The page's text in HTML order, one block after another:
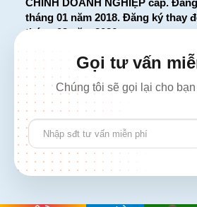
CHÍNH DOANH NGHIỆP cấp.
tháng 01 năm 2018. Đăng ký thay
tháng 03 năm 2026
226 Đường Láng, Đống Đa, Hà Nội
137 Đường Hòa Hưng, Phường 12,
Minh
Hotline: 1900 2106 - 0386 001 001
Email:Giaiphap3g@gmail.com
Gọi tư vấn
Chúng tôi sẽ gọi lại cho